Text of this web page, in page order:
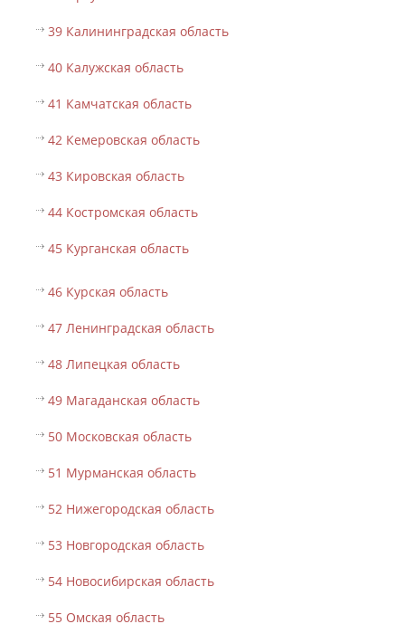
39 Калининградская область
40 Калужская область
41 Камчатская область
42 Кемеровская область
43 Кировская область
44 Костромская область
45 Курганская область
46 Курская область
47 Ленинградская область
48 Липецкая область
49 Магаданская область
50 Московская область
51 Мурманская область
52 Нижегородская область
53 Новгородская область
54 Новосибирская область
55 Омская область